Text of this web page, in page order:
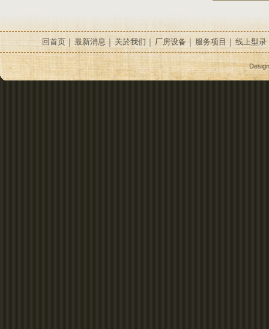
回首页 最新消息 关於我们 厂房设备 服务项目 线上型录